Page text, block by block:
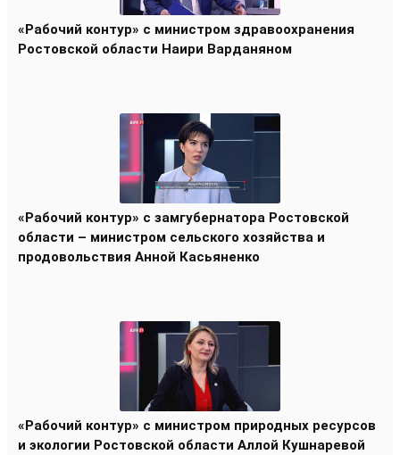
«Рабочий контур» с министром здравоохранения
Ростовской области Наири Варданяном
«Рабочий контур» с замгубернатора Ростовской
области – министром сельского хозяйства и
продовольствия Анной Касьяненко
«Рабочий контур» с министром природных ресурсов
и экологии Ростовской области Аллой Кушнаревой